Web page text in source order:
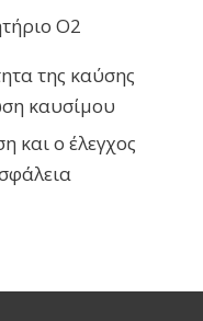
O2
της καύσης
καυσίμου
και ο έλεγχος